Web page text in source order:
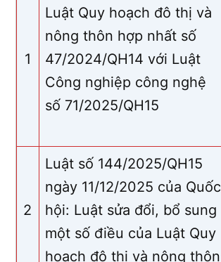
1
Luật Quy hoạch đô thị và
nông thôn hợp nhất số
47/2024/QH14 với Luật
Công nghiệp công nghệ
số 71/2025/QH15
2
Luật số 144/2025/QH15
ngày 11/12/2025 của Quốc
hội: Luật sửa đổi, bổ sung
một số điều của Luật Quy
hoạch đô thị và nông thôn